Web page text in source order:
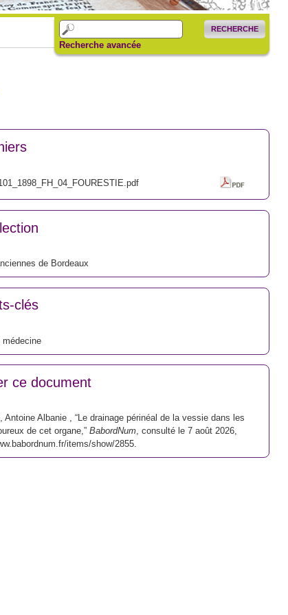
RECHERCHE
Recherche avancée
de Bordeaux
clés
médecine
ce document
Antoine Albanie , “Le drainage périnéal de la vessie dans les
de cet organe,” BabordNum, consulté le 7 août 2026,
items/show/2855.